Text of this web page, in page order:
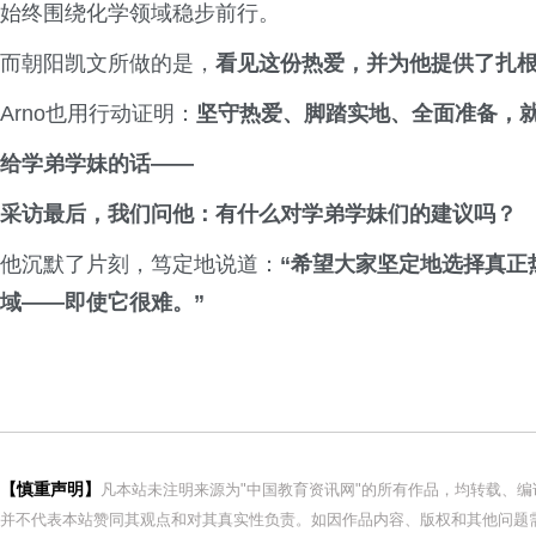
始终围绕化学领域稳步前行。
而朝阳凯文所做的是， 看见这份热爱，并为他提供了扎
Arno也用行动证明： 坚守热爱、脚踏实地、全面准备，
给学弟学妹的话——
采访最后，我们问他：有什么对学弟学妹们的建议吗？
他沉默了片刻，笃定地说道： “希望大家坚定地选择真
域——即使它很难。”
【慎重声明】
凡本站未注明来源为"中国教育资讯网"的所有作品，均转载、
并不代表本站赞同其观点和对其真实性负责。如因作品内容、版权和其他问